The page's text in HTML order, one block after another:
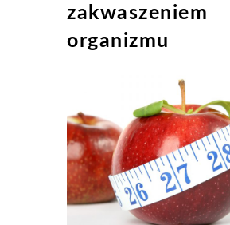
zakwaszeniem
organizmu